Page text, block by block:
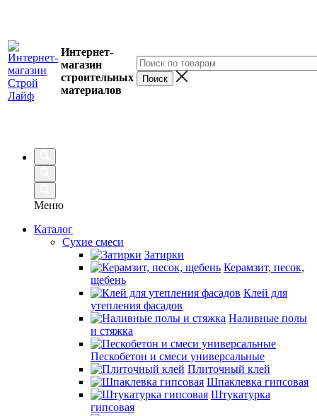
Интернет-
магазин
строительных
материалов
Меню
Каталог
Сухие смеси
Затирки
Керамзит, песок,
щебень
Клей для
утепления фасадов
Наливные полы
и стяжка
Пескобетон и смеси универсальные
Плиточный клей
Шпаклевка гипсовая
Штукатурка
гипсовая